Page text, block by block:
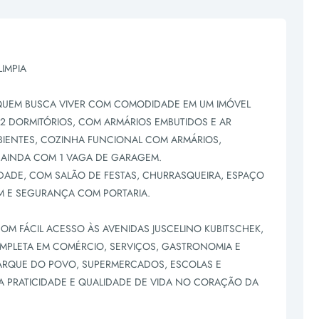
BUSCA VIVER COM COMODIDADE EM UM IMÓVEL
DORMITÓRIOS, COM ARMÁRIOS EMBUTIDOS E AR
COZINHA FUNCIONAL COM ARMÁRIOS,
COM 1 VAGA DE GARAGEM.
COM SALÃO DE FESTAS, CHURRASQUEIRA, ESPAÇO
E SEGURANÇA COM PORTARIA.
FÁCIL ACESSO ÀS AVENIDAS JUSCELINO KUBITSCHEK,
EM COMÉRCIO, SERVIÇOS, GASTRONOMIA E
DO POVO, SUPERMERCADOS, ESCOLAS E
PRATICIDADE E QUALIDADE DE VIDA NO CORAÇÃO DA